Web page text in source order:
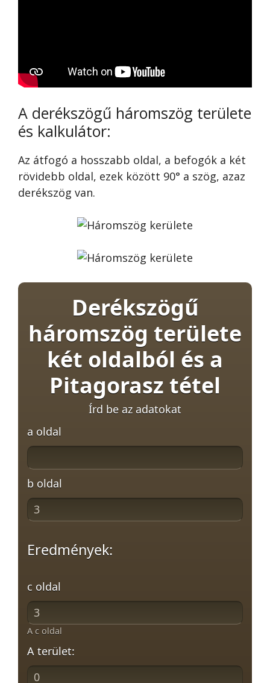
A derékszögű háromszög területe
és kalkulátor:
Az átfogó a hosszabb oldal, a befogók a két
rövidebb oldal, ezek között 90° a szög, azaz
derékszög van.
Derékszögű
háromszög területe
két oldalból és a
Pitagorasz tétel
Írd be az adatokat
a oldal
b oldal
Eredmények:
c oldal
A c oldal
A terület: